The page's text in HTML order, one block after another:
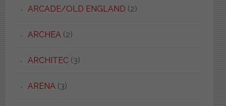
ARCADE/OLD ENGLAND (2)
ARCHEA (2)
ARCHITEC(3)
ARENA (3)